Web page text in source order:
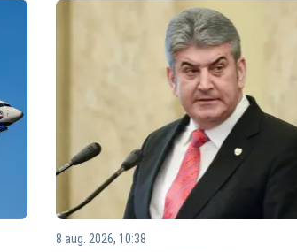
8 aug. 2026, 10:38